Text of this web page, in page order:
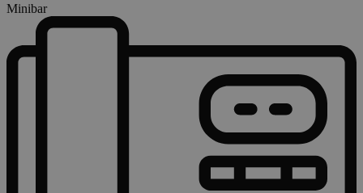
Minibar